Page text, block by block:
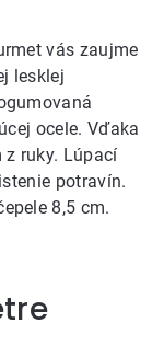
vás zaujme
lesklej
ocele. Vďaka
ruky. Lúpací
potravín.
8,5 cm.